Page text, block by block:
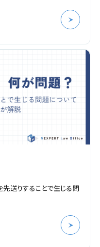
先送りすることで生じる問